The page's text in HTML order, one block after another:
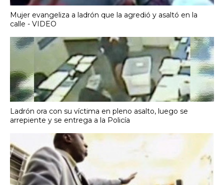
Mujer evangeliza a ladrón que la agredió y asaltó en la
calle - VIDEO
Ladrón ora con su víctima en pleno asalto, luego se
arrepiente y se entrega a la Policía